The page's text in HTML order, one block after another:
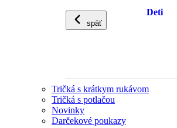
späť
Deti
Tričká s krátkym rukávom
Tričká s potlačou
Novinky
Darčekové poukazy